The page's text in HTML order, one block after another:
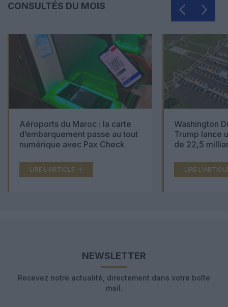
CONSULTÉS DU MOIS
Aéroports du Maroc : la carte
d’embarquement passe au tout
numérique avec Pax Check
LIRE L'ARTICLE
Washington
Trump lance
de 22,5
LIRE
NEWSLETTER
Recevez notre actualité, directement dans votre boîte
mail.